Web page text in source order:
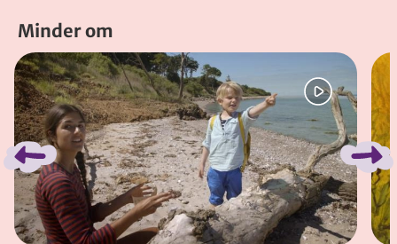
Minder om
Spring bånd over